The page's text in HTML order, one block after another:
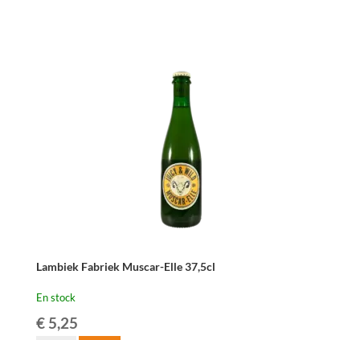
Lambiek Fabriek Muscar-Elle 37,5cl
En stock
€5,25